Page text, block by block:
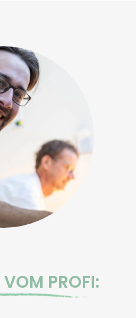
VOM PROFI: